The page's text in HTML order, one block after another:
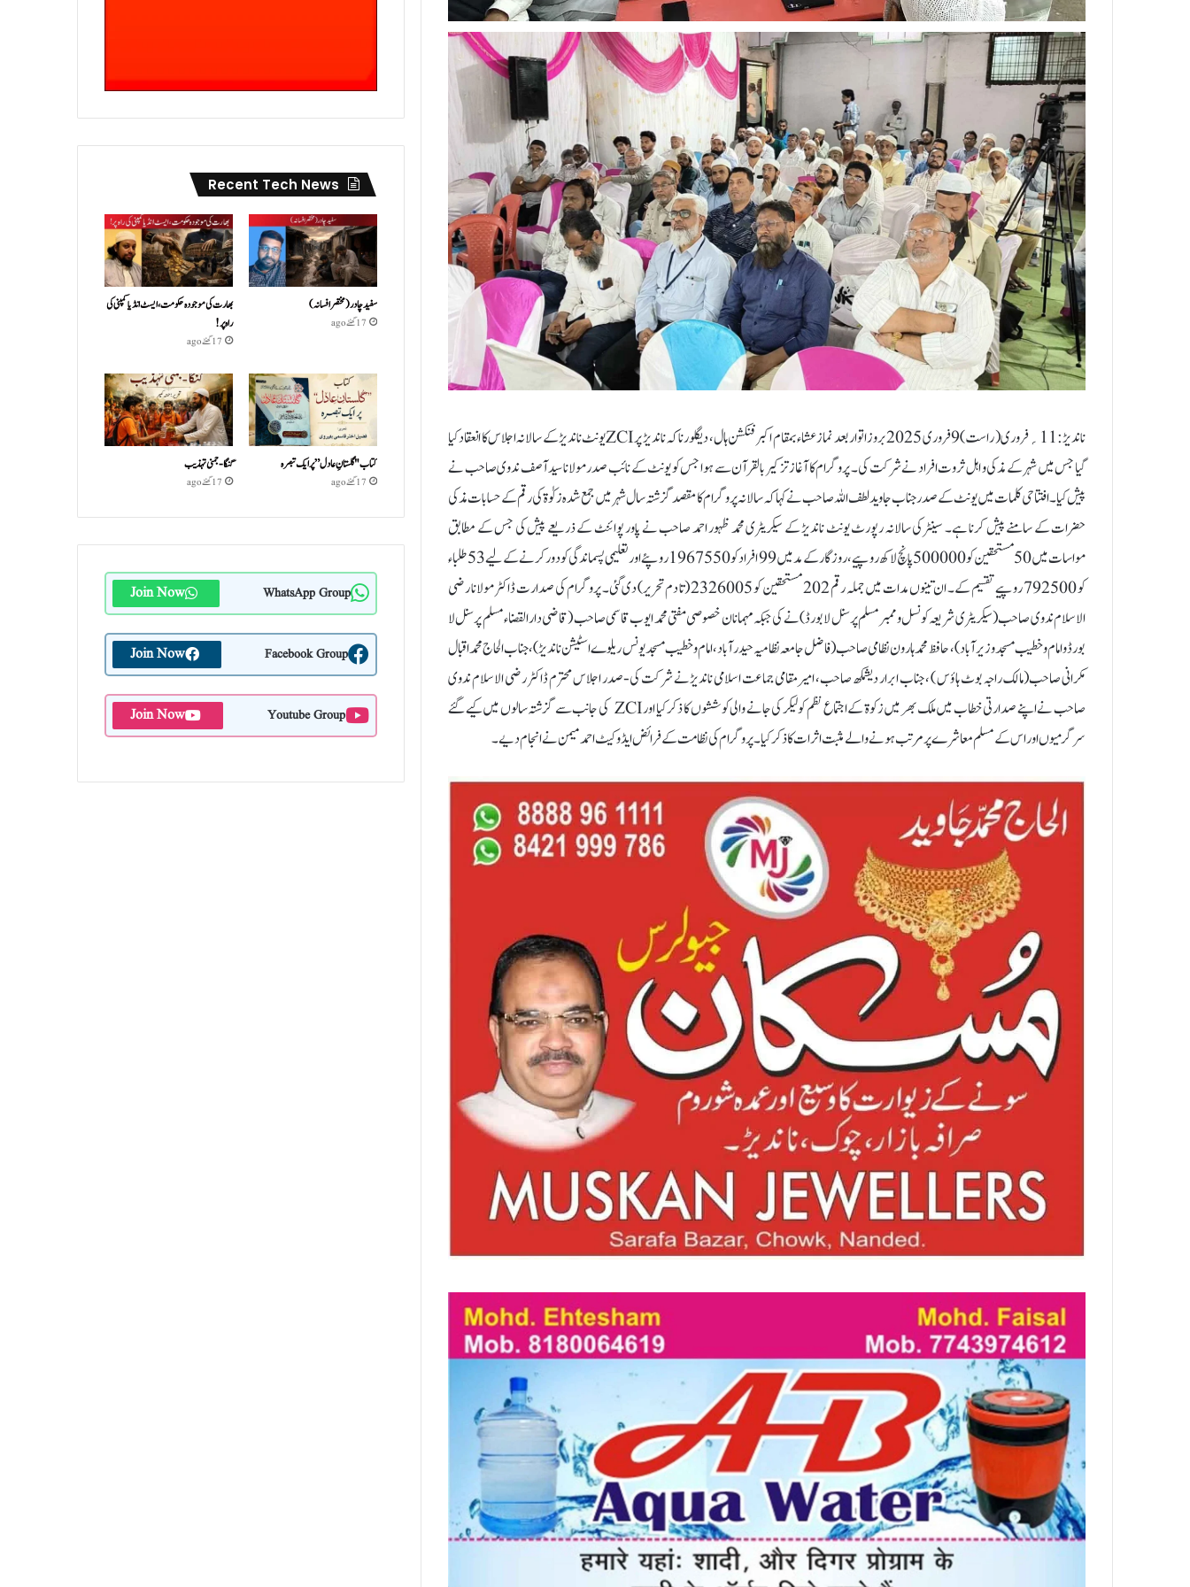
ناندیڑ:11؍فروری ( راست) 9 فروری 2025 بروز اتوار بعد نماز عشاء بمقام اکبر فنکشن ہال، دیگلور ناکہ ناندیڑ پر ZCIیونٹ ناندیڑ کے سالانہ اجلاس کا انعقاد کیا
گیا جس میں شہر کے مذکی و اہل ثروت افراد نے شرکت کی۔ پروگرام کا آغاز تزکیر بالقرآن سے ہوا جس کو یونٹ کے نائب صدر مولانا سید آصف ندوی صاحب نے
پیش کیا۔ افتتاحی کلمات میں یونٹ کے صدر جناب جاوید لطف اللہ صاحب نے کہا کہ سالانہ پروگرام کا مقصد گزشتہ سال شہر میں جمع شدہ زکوٰۃ کی رقم کے حسابات مذکی
حضرات کے سامنے پیش کرنا ہے۔ سینٹرکی سالانہ رپورٹ یونٹ ناندیڑ کے سیکریٹری محمد ظہور احمد صاحب نے پاور پوائنٹ کے ذریعے پیش کی جس کے مطابق
مواسات میں 50 مستحقین کو 500000 پانچ لاکھ روپیے، روزگار کے مد میں 99 افراد کو 1967550 روپئے اور تعلیمی پسماندگی کو دور کرنے کے لیے 53 طلباء
کو 792500 روپیے تقسیم کے۔ ان تینوں مدات میں جملہ رقم 202 مستحقین کو 2326005 (تا دم تحریر) دی گئی۔ پروگرام کی صدارت ڈاکٹر مولانا رضی
الاسلام ندوی صاحب ( سیکریٹری شریعہ کونسل و ممبر مسلم پرسنل لا بورڈ) نے کی جبکہ مہمانان خصوصی مفتی محمد ایوب قاسمی صاحب (قاضی دارالقضاء مسلم پرسنل لا
بورڈ و امام و خطیب مسجد وزیرآباد)، حافظ محمد ہارون نظامی صاحب (فاضل جامعہ نظامیہ حیدرآباد، امام و خطیب مسجد یونس ریلوے اسٹیشن ناندیڑ)، جناب الحاج محمد اقبال
مکرانی صاحب(مالک راجہ بوٹ ہاؤس ) ، جناب ابرار دیشمکھ صاحب، امیر مقامی جماعت اسلامی ناندیڑنے شرکت کی-صدر اجلاس محترم ڈاکٹر رضی الاسلام ندوی
صاحب نے اپنے صدارتی خطاب میں ملک بھر میں زکوۃ کے اجتماع نظم کو لیکر کی جانے والی کوششوں کا ذکر کیا اور ZCI کی جانب سے گزشتہ سالوں میں کیے گئے
سرگرمیوں اور اس کے مسلم معاشرے پر مرتب ہونے والے مثبت اثرات کا ذکر کیا ۔پروگرام کی نظامت کے فرائض ایڈوکیٹ احمد میمن نے انجام دیے۔
Recent Tech News
سفید چادر( مختصر افسانہ)
17 گھنٹے ago
بھارت کی موجودہ حکومت،ایسٹ انڈیا کمپنی کی
راہ پر!
17 گھنٹے ago
کتاب "گلستانِ عادل” پر ایک تبصرہ
17 گھنٹے ago
گنگا-جمنی تہذیب
17 گھنٹے ago
WhatsApp Group
Join Now
Facebook Group
Join Now
Youtube Group
Join Now